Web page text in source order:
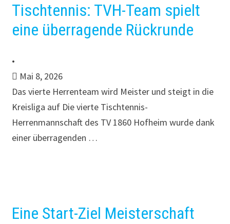
Tischtennis: TVH-Team spielt
eine überragende Rückrunde
•
Mai 8, 2026
Das vierte Herrenteam wird Meister und steigt in die
Kreisliga auf Die vierte Tischtennis-
Herrenmannschaft des TV 1860 Hofheim wurde dank
einer überragenden …
Eine Start-Ziel Meisterschaft